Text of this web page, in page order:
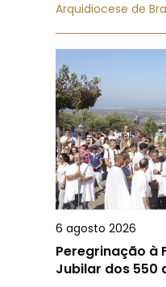
Arquidiocese de
6 agosto 2026
Peregrinação à
Jubilar dos 550